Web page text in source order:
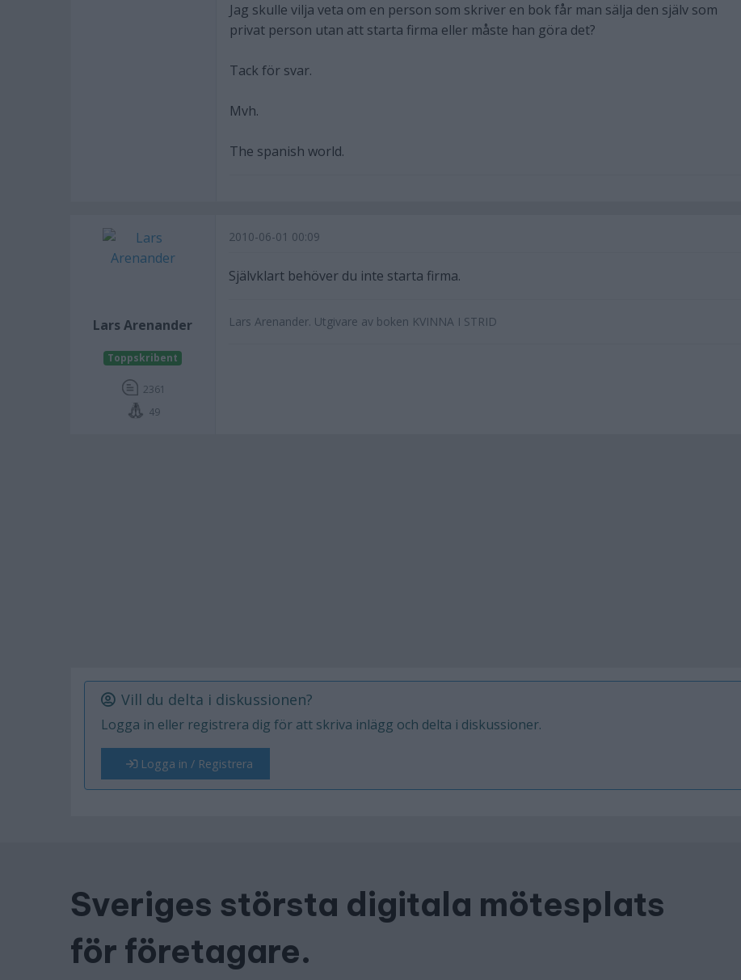
Jag skulle vilja veta om en person som skriver en bok får man sälja den själv som
privat person utan att starta firma eller måste han göra det?
Tack för svar.
Mvh.
The spanish world.
Lars Arenander
Toppskribent
2361
49
2010-06-01 00:09
Självklart behöver du inte starta firma.
Lars Arenander. Utgivare av boken KVINNA I STRID
Vill du delta i diskussionen?
Logga in eller registrera dig för att skriva inlägg och delta i diskussioner.
Logga in / Registrera
Sveriges största digitala mötesplats
för företagare.